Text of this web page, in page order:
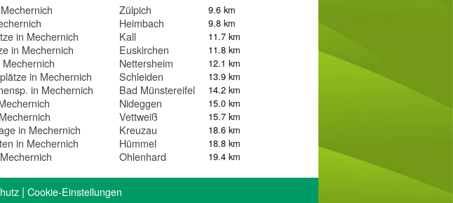
in Mechernich
in Mechernich
in Mechernich
in Mechernich
in Mechernich
in Mechernich
Zülpich 9.6 km
Heimbach 9.8 km
Kall 11.7 km
Euskirchen 11.8 km
Nettersheim 12.1 km
Schleiden 13.9 km
Bad Münstereifel 14.2 km
Nideggen 15.0 km
Vettweiß 15.7 km
Kreuzau 18.6 km
Hümmel 18.8 km
Ohlenhard 19.4 km
| Cookie-Einstellungen